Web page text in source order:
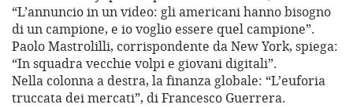
“L’annuncio in un video: gli americani hanno bisogno
di un campione, e io voglio essere quel campione”.
Paolo Mastrolilli, corrispondente da New York, spiega:
“In squadra vecchie volpi e giovani digitali”.
Nella colonna a destra, la finanza globale: “L’euforia
truccata dei mercati”, di Francesco Guerrera.